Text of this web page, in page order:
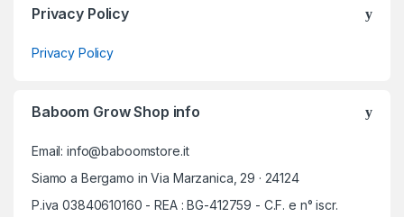
Privacy Policy
Privacy Policy
Baboom Grow Shop info
Email: info@baboomstore.it
Siamo a Bergamo in Via Marzanica, 29 · 24124
P.iva 03840610160 - REA : BG-412759 - C.F. e n° iscr.